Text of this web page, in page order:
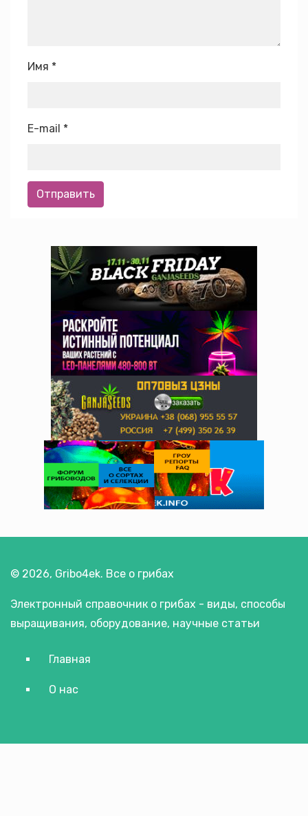
Имя *
E-mail *
© 2026, Gribo4ek. Все о грибах
Электронный справочник о грибах - виды, способы
выращивания, оборудование, научные статьи
Главная
О нас